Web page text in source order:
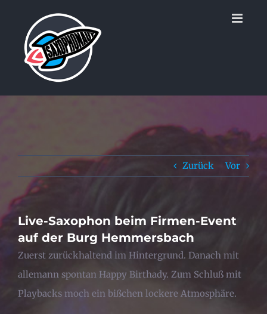
springen
Zurück Vor
Live-Saxophon beim Firmen-Event
auf der Burg Hemmersbach
Zuerst zurückhaltend im Hintergrund. Danach mit
allemann spontan Happy Birthady. Zum Schluß mit
Playbacks moch ein bißchen lockere Atmosphäre.